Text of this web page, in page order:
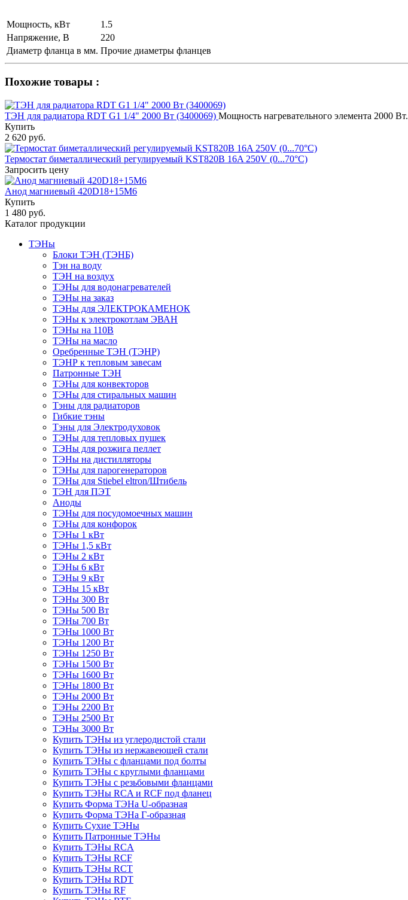
Мощность, кВт
1.5
Напряжение, В
220
Диаметр фланца в мм. Прочие диаметры фланцев
Похожие товары :
ТЭН для радиатора RDT G1 1/4" 2000 Вт (3400069) Мощность нагревательного элемента 2000 Вт.
Купить
2 620 руб.
Термостат биметаллический регулируемый KST820B 16A 250V (0...70°C)
Запросить цену
Анод магниевый 420D18+15M6
Купить
1 480 руб.
Каталог продукции
ТЭНы
Блоки ТЭН (ТЭНБ)
Тэн на воду
ТЭН на воздух
ТЭНы для водонагревателей
ТЭНы на заказ
ТЭНы для ЭЛЕКТРОКАМЕНОК
ТЭНы к электрокотлам ЭВАН
ТЭНы на 110В
ТЭНы на масло
Оребренные ТЭН (ТЭНР)
ТЭНР к тепловым завесам
Патронные ТЭН
ТЭНы для конвекторов
ТЭНы для стиральных машин
Тэны для радиаторов
Гибкие тэны
Тэны для Электродуховок
ТЭНы для тепловых пушек
ТЭНы для розжига пеллет
ТЭНы на дистилляторы
ТЭНы для парогенераторов
ТЭНы для Stiebel eltron/Штибель
ТЭН для ПЭТ
Аноды
ТЭНы для посудомоечных машин
ТЭНы для конфорок
ТЭНы 1 кВт
ТЭНы 1,5 кВт
ТЭНы 2 кВт
ТЭНы 6 кВт
ТЭНы 9 кВт
ТЭНы 15 кВт
ТЭНы 300 Вт
ТЭНы 500 Вт
ТЭНы 700 Вт
ТЭНы 1000 Вт
ТЭНы 1200 Вт
ТЭНы 1250 Вт
ТЭНы 1500 Вт
ТЭНы 1600 Вт
ТЭНы 1800 Вт
ТЭНы 2000 Вт
ТЭНы 2200 Вт
ТЭНы 2500 Вт
ТЭНы 3000 Вт
Купить ТЭНы из углеродистой стали
Купить ТЭНы из нержавеющей стали
Купить ТЭНы с фланцами под болты
Купить ТЭНы с круглыми фланцами
Купить ТЭНы с резьбовыми фланцами
Купить ТЭНы RCA и RCF под фланец
Купить Форма ТЭНа U-образная
Купить Форма ТЭНа Г-образная
Купить Сухие ТЭНы
Купить Патронные ТЭНы
Купить ТЭНы RCA
Купить ТЭНы RCF
Купить ТЭНы RCT
Купить ТЭНы RDT
Купить ТЭНы RF